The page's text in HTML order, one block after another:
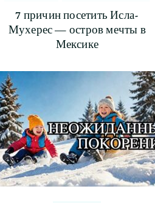
7 причин посетить Исла-
Мухерес — остров мечты в
Мексике